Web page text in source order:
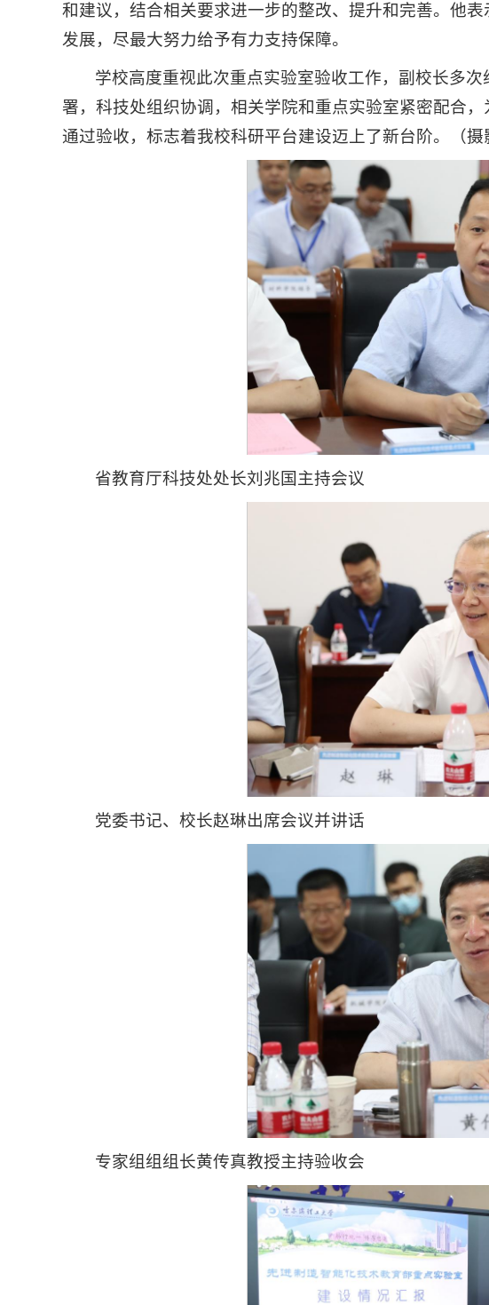
和建议，结合相关要求进一步的整改、提升和完善。他
发展，尽最大努力给予有力支持保障。
学校高度重视此次重点实验室验收工作，副校长多
署，科技处组织协调，相关学院和重点实验室紧密配合
通过验收，标志着我校科研平台建设迈上了新台阶。（摄
省教育厅科技处处长刘兆国主持会议
党委书记、校长赵琳出席会议并讲话
专家组组组长黄传真教授主持验收会